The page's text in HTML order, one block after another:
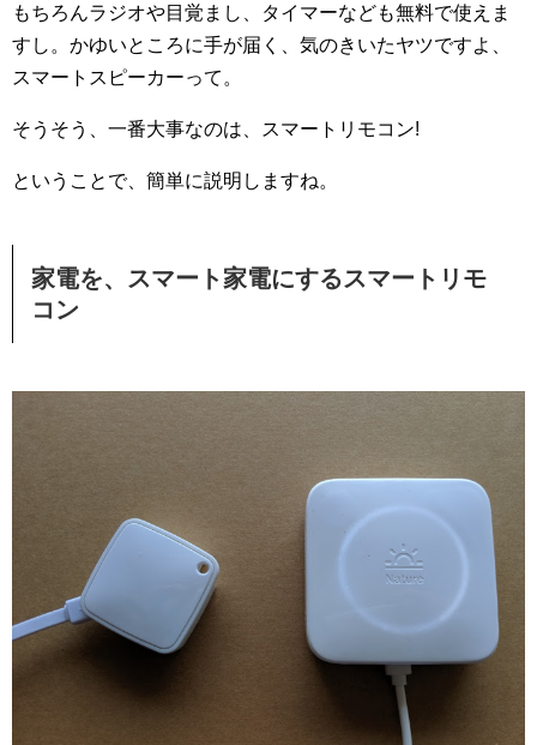
もちろんラジオや目覚まし、タイマーなども無料で使えま
すし。かゆいところに手が届く、気のきいたヤツですよ、
スマートスピーカーって。
そうそう、一番大事なのは、スマートリモコン!
ということで、簡単に説明しますね。
家電を、スマート家電にするスマートリモ
コン